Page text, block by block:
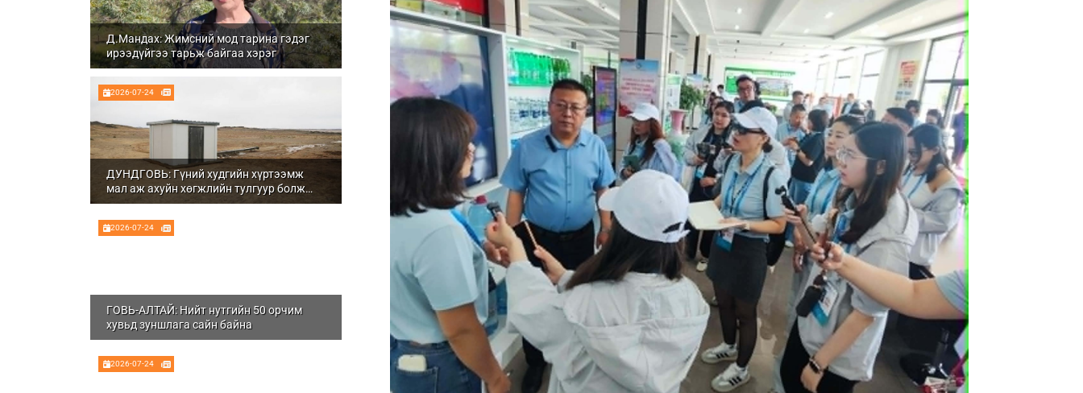
Д.Мандах: Жимсний мод тарина гэдэг
ирээдүйгээ тарьж байгаа хэрэг
2026-07-24
ДУНДГОВЬ: Гүний худгийн хүртээмж
мал аж ахуйн хөгжлийн тулгуур болж
байна
2026-07-24
ГОВЬ-АЛТАЙ: Нийт нутгийн 50 орчим
хувьд зуншлага сайн байна
2026-07-24